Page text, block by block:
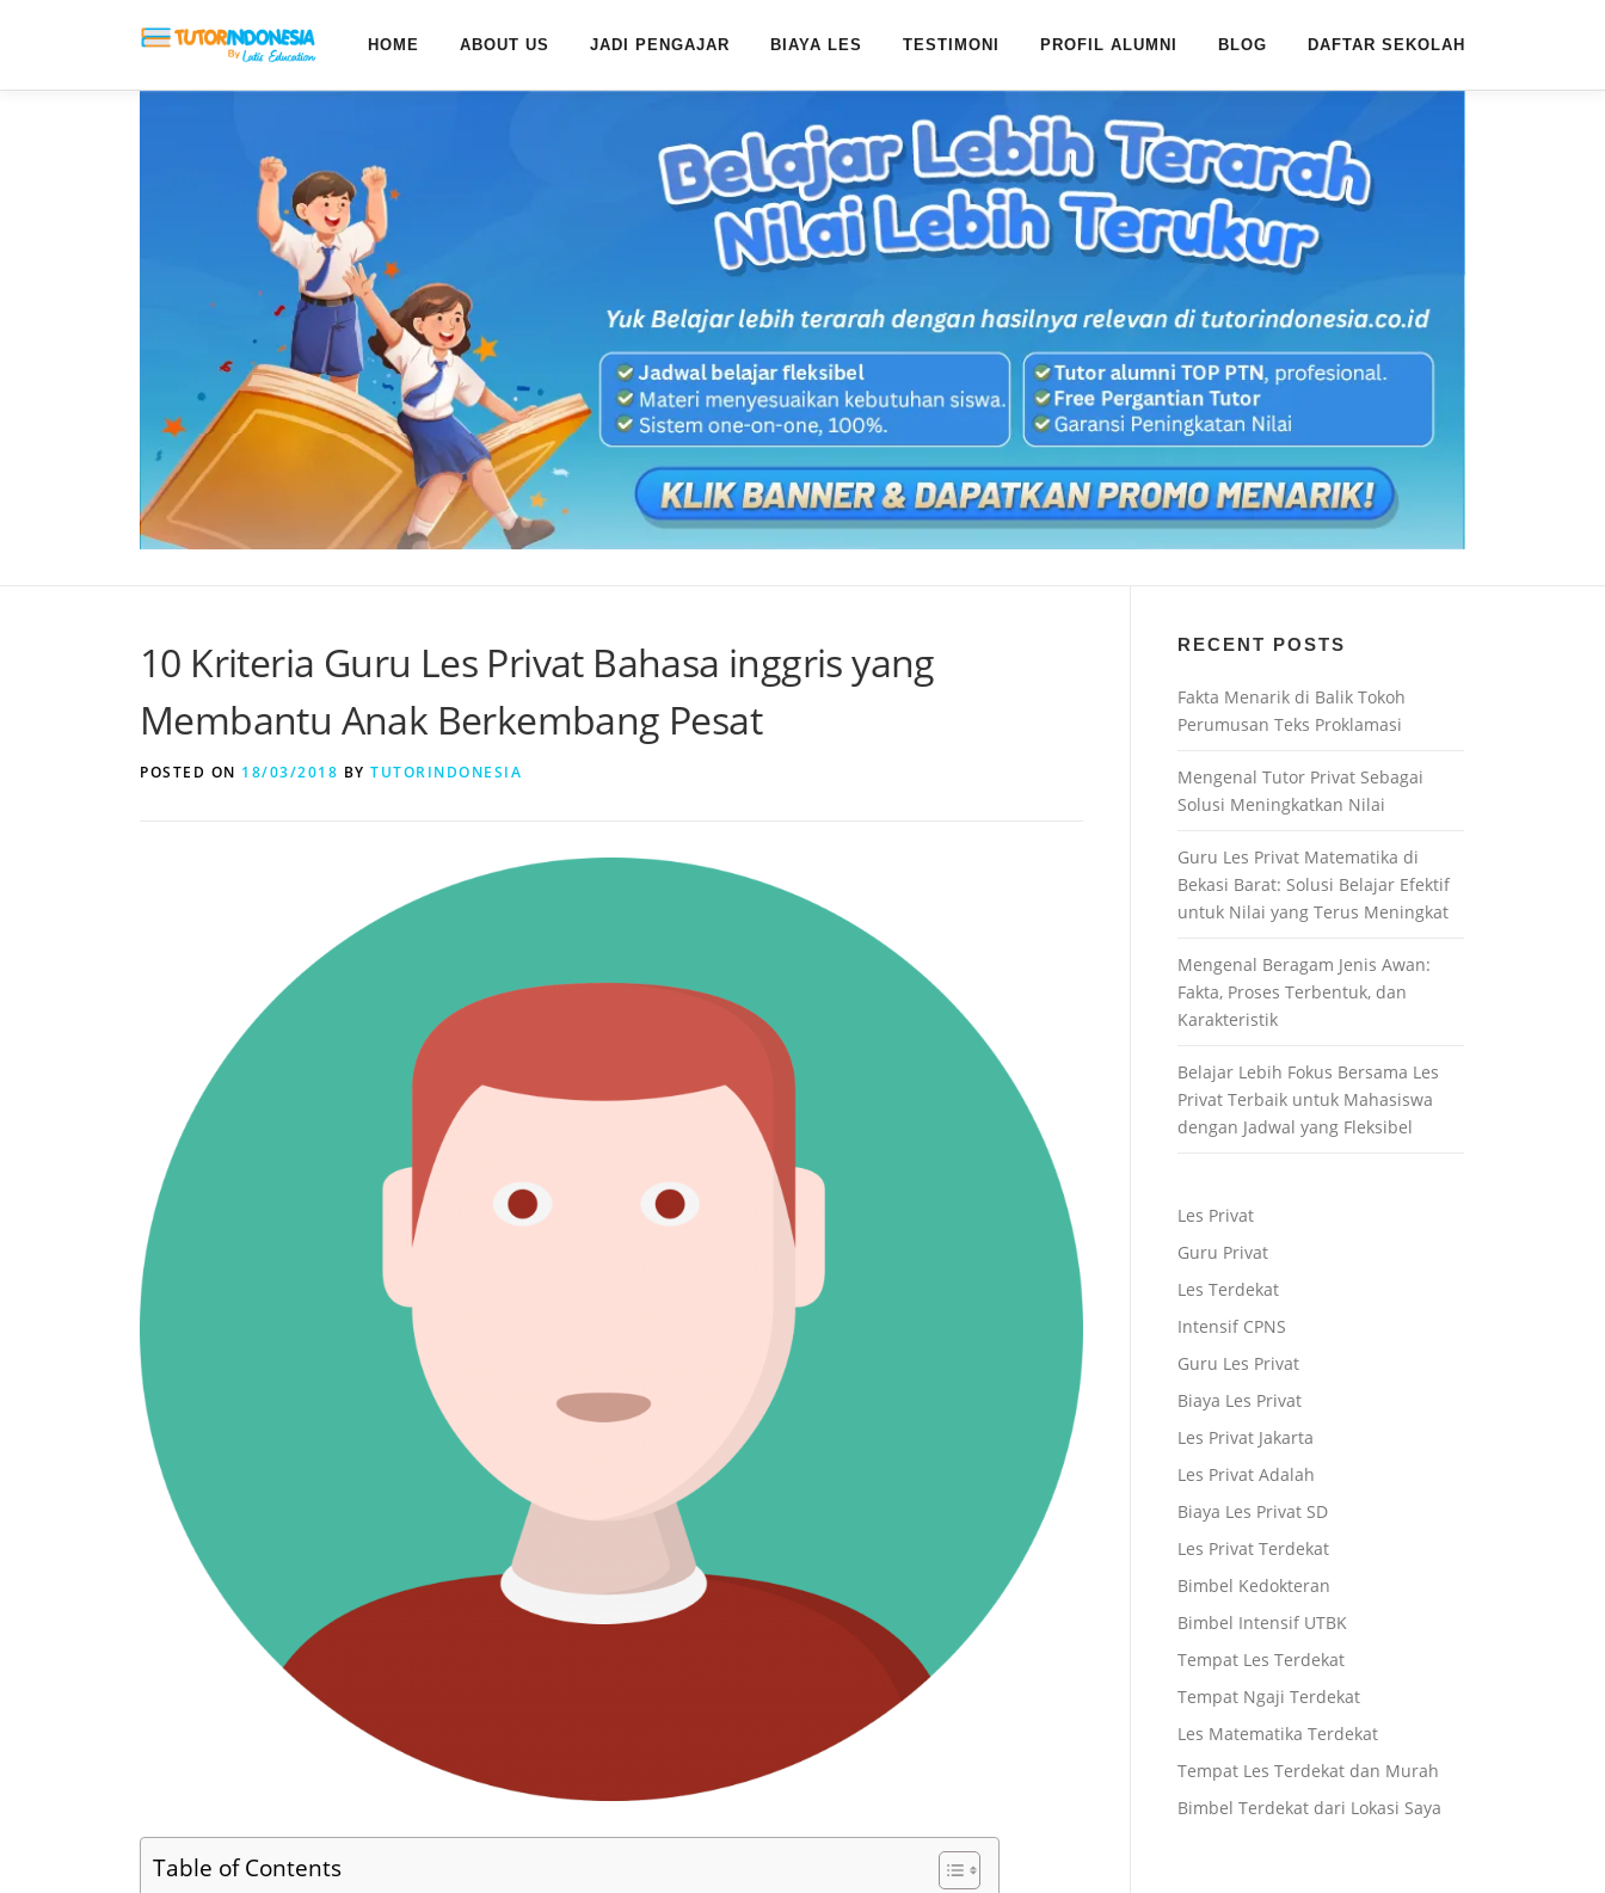
HOME ABOUT US JADI PENGAJAR BIAYA LES TESTIMONI PROFIL ALUMNI BLOG DAFTAR SEKOLAH
10 Kriteria Guru Les Privat Bahasa inggris yang
Membantu Anak Berkembang Pesat
POSTED ON 18/03/2018 BY TUTORINDONESIA
Table of Contents
RECENT POSTS
Fakta Menarik di Balik Tokoh
Perumusan Teks Proklamasi
Mengenal Tutor Privat Sebagai
Solusi Meningkatkan Nilai
Guru Les Privat Matematika di
Bekasi Barat: Solusi Belajar Efektif
untuk Nilai yang Terus Meningkat
Mengenal Beragam Jenis Awan:
Fakta, Proses Terbentuk, dan
Karakteristik
Belajar Lebih Fokus Bersama Les
Privat Terbaik untuk Mahasiswa
dengan Jadwal yang Fleksibel
Les Privat
Guru Privat
Les Terdekat
Intensif CPNS
Guru Les Privat
Biaya Les Privat
Les Privat Jakarta
Les Privat Adalah
Biaya Les Privat SD
Les Privat Terdekat
Bimbel Kedokteran
Bimbel Intensif UTBK
Tempat Les Terdekat
Tempat Ngaji Terdekat
Les Matematika Terdekat
Tempat Les Terdekat dan Murah
Bimbel Terdekat dari Lokasi Saya